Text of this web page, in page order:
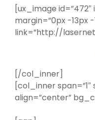
[ux_image
margin=”0px -13px
link=”http://
[/col_inner]
[col_inner
align=”center”